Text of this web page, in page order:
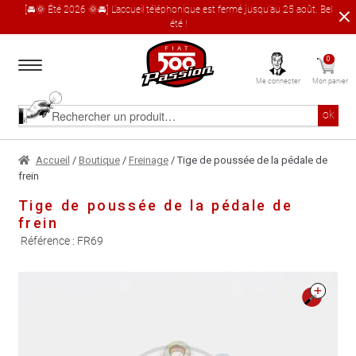
[🚘🌞 Été 2026 🌞🚘] L'accueil téléphonique est fermé jusqu'au 25 août. Bel
été !
à
navigation
au
contenu
Rechercher
produit
ok
Accueil
Le catalogue produit
À propos
Garages partenaires
Me connecter
0
Mon panier
Accueil / Boutique/ Freinage/ Tige de poussée de la pédale de
frein
Tige de poussée de la pédale de
frein
Référence : FR69